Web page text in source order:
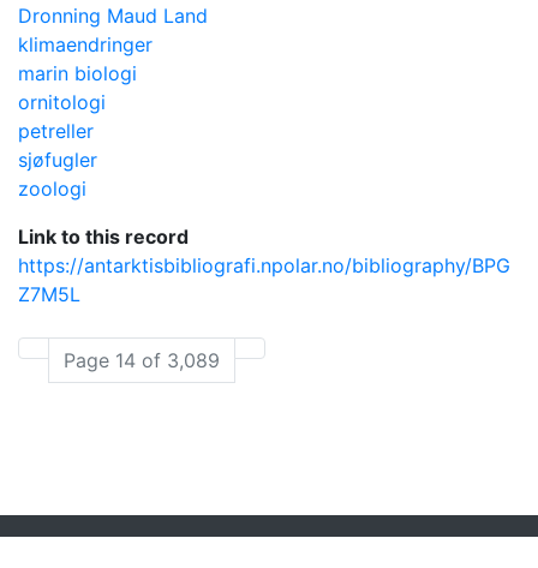
Dronning Maud Land
klimaendringer
marin biologi
ornitologi
petreller
sjøfugler
zoologi
Link to this record
https://antarktisbibliografi.npolar.no/bibliography/BPG
Z7M5L
Page 14 of 3,089